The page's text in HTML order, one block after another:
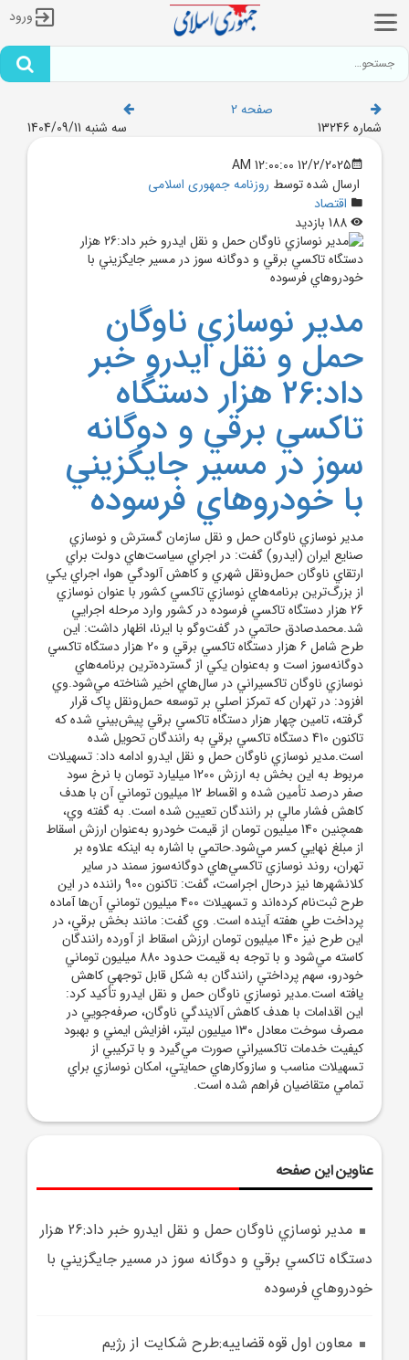
ورود
صفحه 2
شماره 13246
سه شنبه 1404/09/11
12/2/2025 12:00:00 AM
ارسال شده توسط روزنامه جمهوری اسلامی
اقتصاد
مدير نوسازي ناوگان
حمل و نقل ايدرو خبر
داد:26 هزار دستگاه
تاکسي برقي و دوگانه
سوز در مسير جايگزيني
با خودروهاي فرسوده
مدير نوسازي ناوگان حمل و نقل سازمان گسترش و نوسازي
صنايع ايران (ايدرو) گفت: در اجراي سياست‌هاي دولت براي
ارتقاي ناوگان حمل‌ونقل شهري و کاهش آلودگي هوا، اجراي يکي
از بزرگ‌ترين برنامه‌هاي نوسازي تاکسي کشور با عنوان نوسازي
26 هزار دستگاه تاکسي فرسوده در کشور وارد مرحله اجرايي
شد.محمدصادق حاتمي در گفت‌و‌گو با ايرنا، اظهار داشت: اين
طرح شامل 6 هزار دستگاه تاکسي برقي و 20 هزار دستگاه تاکسي
دوگانه‌سوز است و به‌عنوان يکي از گسترده‌ترين برنامه‌هاي
نوسازي ناوگان تاکسيراني در سال‌هاي اخير شناخته مي‌شود.وي
افزود: در تهران که تمرکز اصلي بر توسعه حمل‌ونقل پاک قرار
گرفته، تامين چهار هزار دستگاه تاکسي برقي پيش‌بيني شده که
تاکنون 410 دستگاه تاکسي برقي به رانندگان تحويل شده
است.مدير نوسازي ناوگان حمل و نقل ايدرو ادامه داد: تسهيلات
مربوط به اين بخش به ارزش 1200 ميليارد تومان با نرخ سود
صفر درصد تأمين شده و اقساط 12 ميليون توماني آن با هدف
کاهش فشار مالي بر رانندگان تعيين شده است. به گفته وي،
همچنين 140 ميليون تومان از قيمت خودرو به‌عنوان ارزش اسقاط
از مبلغ نهايي کسر مي‌شود.حاتمي با اشاره به اينکه علاوه بر
تهران، روند نوسازي تاکسي‌هاي دوگانه‌سوز سمند در ساير
کلانشهرها نيز درحال اجراست، گفت: تاکنون 900 راننده در اين
طرح ثبت‌نام کرده‌اند و تسهيلات 400 ميليون توماني آن‌ها آماده
پرداخت طي هفته آينده است. وي گفت: مانند بخش برقي، در
اين طرح نيز 140 ميليون تومان ارزش اسقاط از آورده رانندگان
کاسته مي‌شود و با توجه به قيمت حدود 880 ميليون توماني
خودرو، سهم پرداختي رانندگان به شکل قابل توجهي کاهش
يافته است.مدير نوسازي ناوگان حمل و نقل ايدرو تأکيد کرد:
اين اقدامات با هدف کاهش آلايندگي ناوگان، صرفه‌جويي در
مصرف سوخت معادل 130 ميليون ليتر، افزايش ايمني و بهبود
کيفيت خدمات تاکسيراني صورت مي‌گيرد و با ترکيبي از
تسهيلات مناسب و سازوکارهاي حمايتي، امکان نوسازي براي
تمامي متقاضيان فراهم شده است.
عناوین این صفحه
مدير نوسازي ناوگان حمل و نقل ايدرو خبر داد:26 هزار
دستگاه تاکسي برقي و دوگانه سوز در مسير جايگزيني با
خودروهاي فرسوده
معاون اول قوه قضاييه:طرح شکايت از رژيم